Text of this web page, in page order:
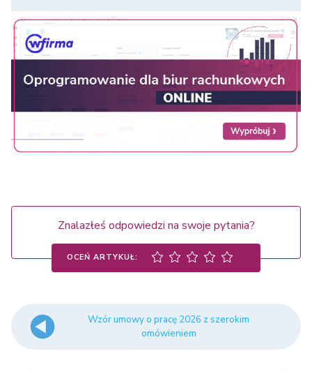
Znalazłeś odpowiedzi na swoje pytania?
OCEŃ ARTYKUŁ:
Wzór umowy o pracę 2026 z szerokim
omówieniem